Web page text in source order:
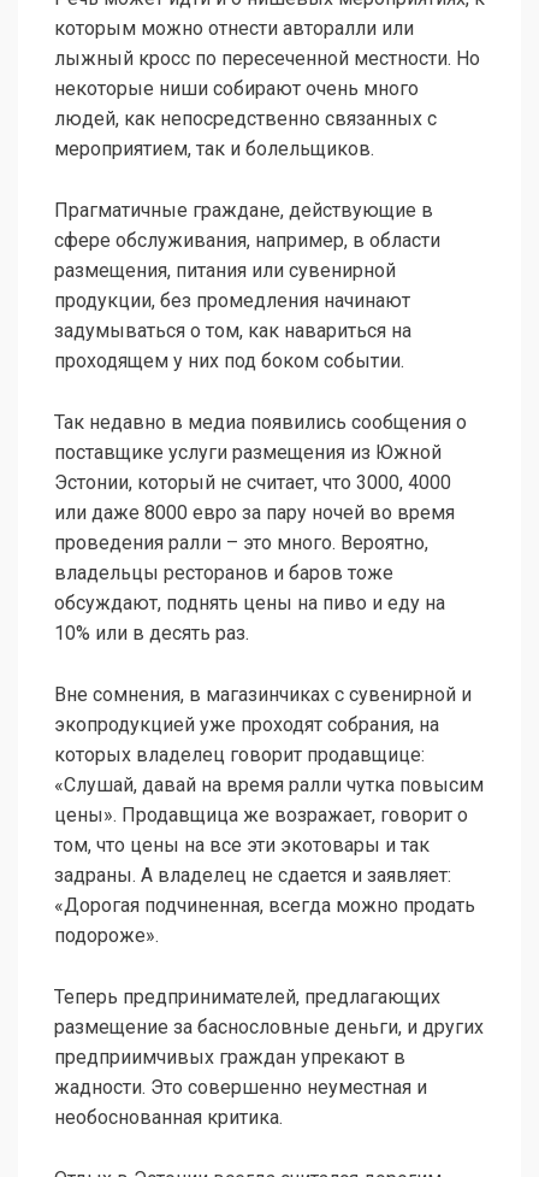
которым можно отнести авторалли или
лыжный кросс по пересеченной местности. Но
некоторые ниши собирают очень много
людей, как непосредственно связанных с
мероприятием, так и болельщиков.
Прагматичные граждане, действующие в
сфере обслуживания, например, в области
размещения, питания или сувенирной
продукции, без промедления начинают
задумываться о том, как навариться на
проходящем у них под боком событии.
Так недавно в медиа появились сообщения о
поставщике услуги размещения из Южной
Эстонии, который не считает, что 3000, 4000
или даже 8000 евро за пару ночей во время
проведения ралли – это много. Вероятно,
владельцы ресторанов и баров тоже
обсуждают, поднять цены на пиво и еду на
10% или в десять раз.
Вне сомнения, в магазинчиках с сувенирной и
экопродукцией уже проходят собрания, на
которых владелец говорит продавщице:
«Слушай, давай на время ралли чутка повысим
цены». Продавщица же возражает, говорит о
том, что цены на все эти экотовары и так
задраны. А владелец не сдается и заявляет:
«Дорогая подчиненная, всегда можно продать
подороже».
Теперь предпринимателей, предлагающих
размещение за баснословные деньги, и других
предприимчивых граждан упрекают в
жадности. Это совершенно неуместная и
необоснованная критика.